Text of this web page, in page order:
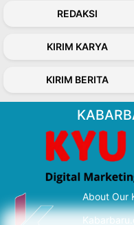
REDAKSI
KIRIM KARYA
KIRIM BERITA
About Our